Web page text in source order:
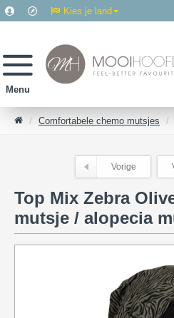
Kies je land
Comfortabele chemo mutsjes
Vorige
Top Mix Zebra
mutsje / alopecia